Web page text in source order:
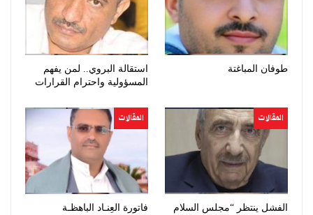
طوفان المباغتة
استقالة البروي.. لمن يفهم
المسؤولية واحترام القرارات
المقالات
الفشل ينتظر “مجلس السلام
المقالات
فاتورة العِنـاد الباهظـة